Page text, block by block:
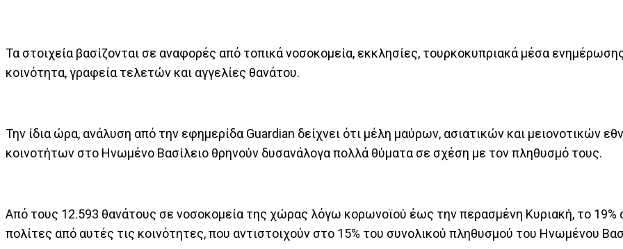
Τα στοιχεία βασίζονται σε αναφορές από τοπικά νοσοκομεία, εκκλησίες, τουρκοκυπριακά μέσα
κοινότητα, γραφεία τελετών και αγγελίες θανάτου.
Την ίδια ώρα, ανάλυση από την εφημερίδα Guardian δείχνει ότι μέλη μαύρων, ασιατικών και μειονοτικών
κοινοτήτων στο Ηνωμένο Βασίλειο θρηνούν δυσανάλογα πολλά θύματα σε σχέση με τον πληθυσμό τους.
Από τους 12.593 θανάτους σε νοσοκομεία της χώρας λόγω κορωνοϊού έως την περασμένη Κυριακή, το 19%
πολίτες από αυτές τις κοινότητες, που αντιστοιχούν στο 15% του συνολικού πληθυσμού του Ηνωμένου